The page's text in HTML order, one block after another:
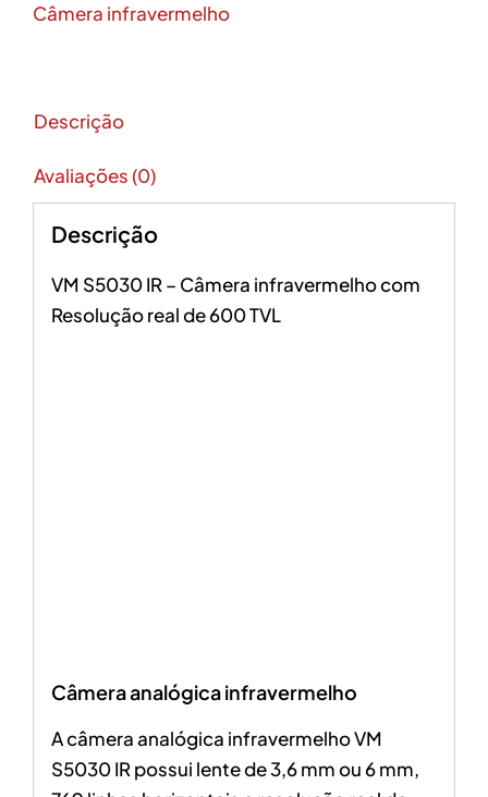
Câmera infravermelho
Descrição
Avaliações (0)
Descrição
VM S5030 IR – Câmera infravermelho com
Resolução real de 600 TVL
Câmera analógica infravermelho
A câmera analógica infravermelho VM
S5030 IR possui lente de 3,6 mm ou 6 mm,